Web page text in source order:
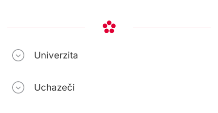
Univerzita
Uchazeči